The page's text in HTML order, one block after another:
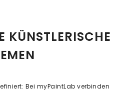
KÜNSTLERISCHE
Bei myPaintLab verbinden